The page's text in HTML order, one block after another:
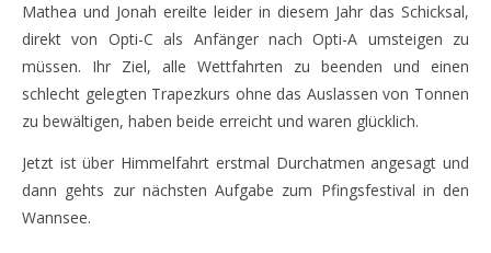
Mathea und Jonah ereilte leider in diesem Jahr das Schicksal,
direkt von Opti-C als Anfänger nach Opti-A umsteigen zu
müssen. Ihr Ziel, alle Wettfahrten zu beenden und einen
schlecht gelegten Trapezkurs ohne das Auslassen von Tonnen
zu bewältigen, haben beide erreicht und waren glücklich.
Jetzt ist über Himmelfahrt erstmal Durchatmen angesagt und
dann gehts zur nächsten Aufgabe zum Pfingsfestival in den
Wannsee.